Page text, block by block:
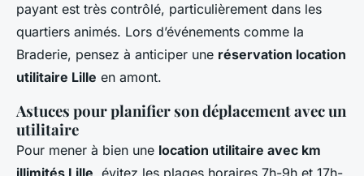
payant est très contrôlé, particulièrement dans les
quartiers animés. Lors d’événements comme la
Braderie, pensez à anticiper une réservation location
utilitaire Lille en amont.
Astuces pour planifier son déplacement avec un
utilitaire
Pour mener à bien une location utilitaire avec km